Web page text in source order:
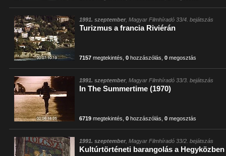
1991. szeptember, Magyar Filmhíradó 33/4. bejátszás
Turizmus a francia Riviérán
7157 megtekintés ,0 hozzászólás ,0 megosztás
1991. szeptember, Magyar Filmhíradó 33/3. bejátszás
In The Summertime (1970)
6719 megtekintés ,0 hozzászólás ,0 megosztás
1991. szeptember, Magyar Filmhíradó 33/2. bejátszás
Kultúrtörténeti barangolás a Hegyközben